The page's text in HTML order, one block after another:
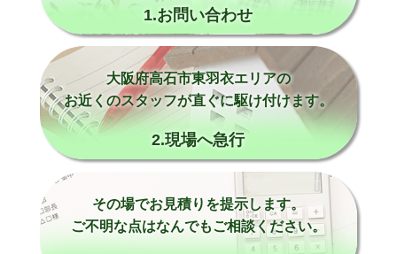
1.お問い合わせ
大阪府高石市東羽衣エリアの
お近くのスタッフが直ぐに駆け付けます。
2.現場へ急行
その場でお見積りを提示します。
ご不明な点はなんでもご相談ください。